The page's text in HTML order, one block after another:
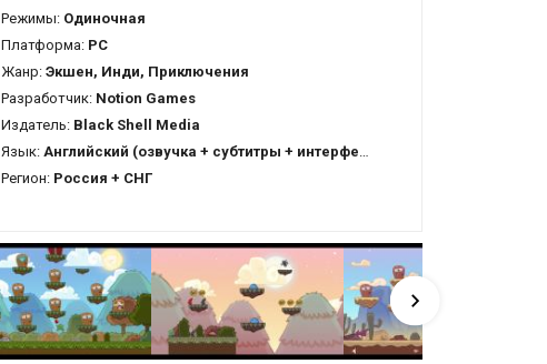
Режимы: Одиночная
Платформа: PC
Жанр: Экшен, Инди, Приключения
Разработчик: Notion Games
Издатель: Black Shell Media
Язык: Английский (озвучка + субтитры + интерфейс)
Регион: Россия + СНГ